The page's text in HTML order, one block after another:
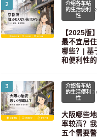
2
介绍各车站
的生活便利
性
【2025版
最不宜居
哪些？| 基
和便利性的
3
介绍各车站
的生活便利
性
大阪哪些
率较高？
五个需要